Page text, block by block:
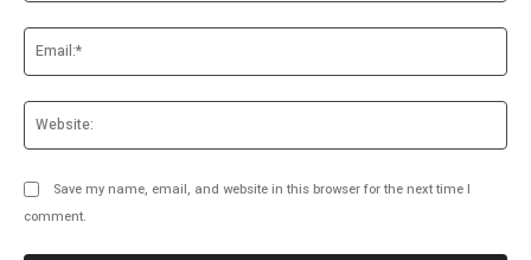
Save my name, email, and website in this browser for the next time I
comment.